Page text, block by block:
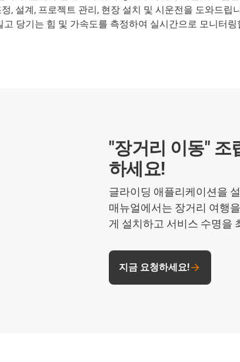
설계, 프로젝트 관리, 현장 설치 및 시운전을 도와드립
당기는 힘 및 가속도를 측정하여 실시간으로 모니터링
"장거리 이동" 조
하세요!
글라이딩 애플리케이션을
매뉴얼에서는 장거리 여행
게 설치하고 서비스 수명을
지금 요청하세요!